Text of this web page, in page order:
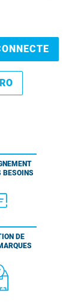
BESOINS
DE